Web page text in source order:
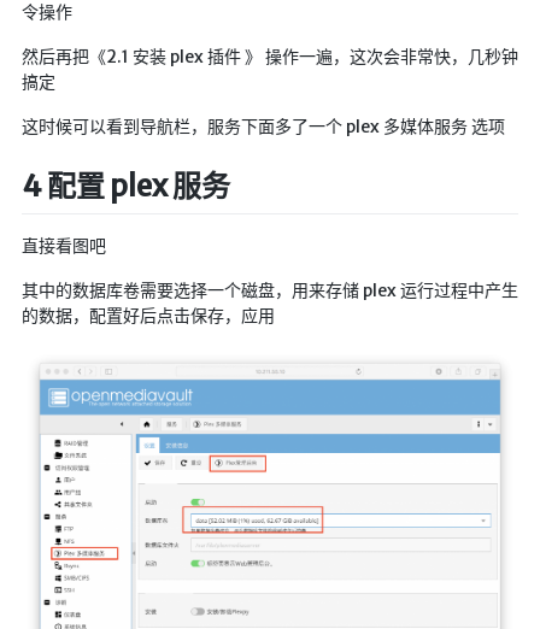
令操作
然后再把《2.1 安装 plex 插件 》 操作一遍，这次会非常快，几秒钟
搞定
这时候可以看到导航栏，服务下面多了一个 plex 多媒体服务 选项
4 配置 plex 服务
直接看图吧
其中的数据库卷需要选择一个磁盘，用来存储 plex 运行过程中产生
的数据，配置好后点击保存，应用